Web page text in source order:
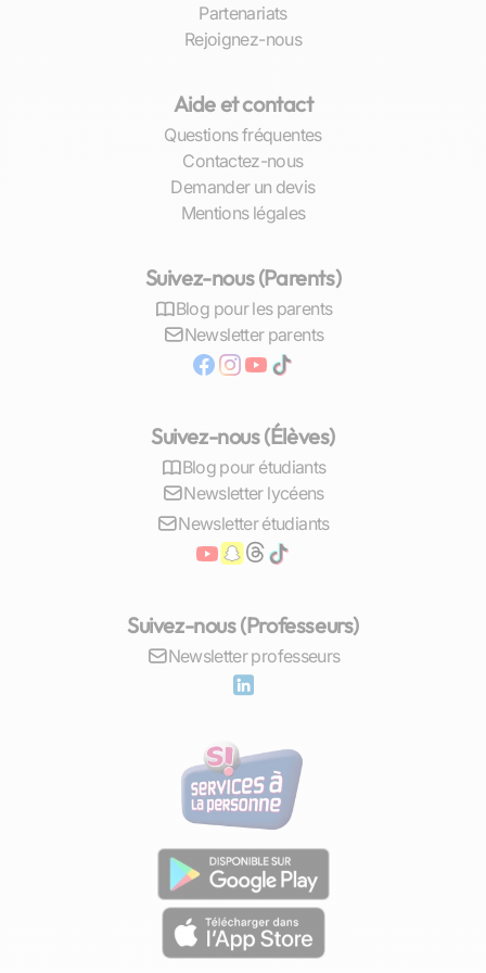
environnement familial…).
Éligibles au crédit d’impôt avec
réduire le coût de 50 % dès la
facturation.
Encouragent à limiter le temps passé
devant les écrans, ce qui peut être un
vrai plus pour certains élèves.
Partenariats
Rejoignez-nous
Aide et contact
Questions fréquentes
Contactez-nous
Demander un devis
Mentions légales
Suivez-nous (Parents)
Blog pour les parents
Newsletter parents
Suivez-nous (Élèves)
Blog pour étudiants
Newsletter lycéens
Newsletter étudiants
Suivez-nous (Professeurs)
Newsletter professeurs